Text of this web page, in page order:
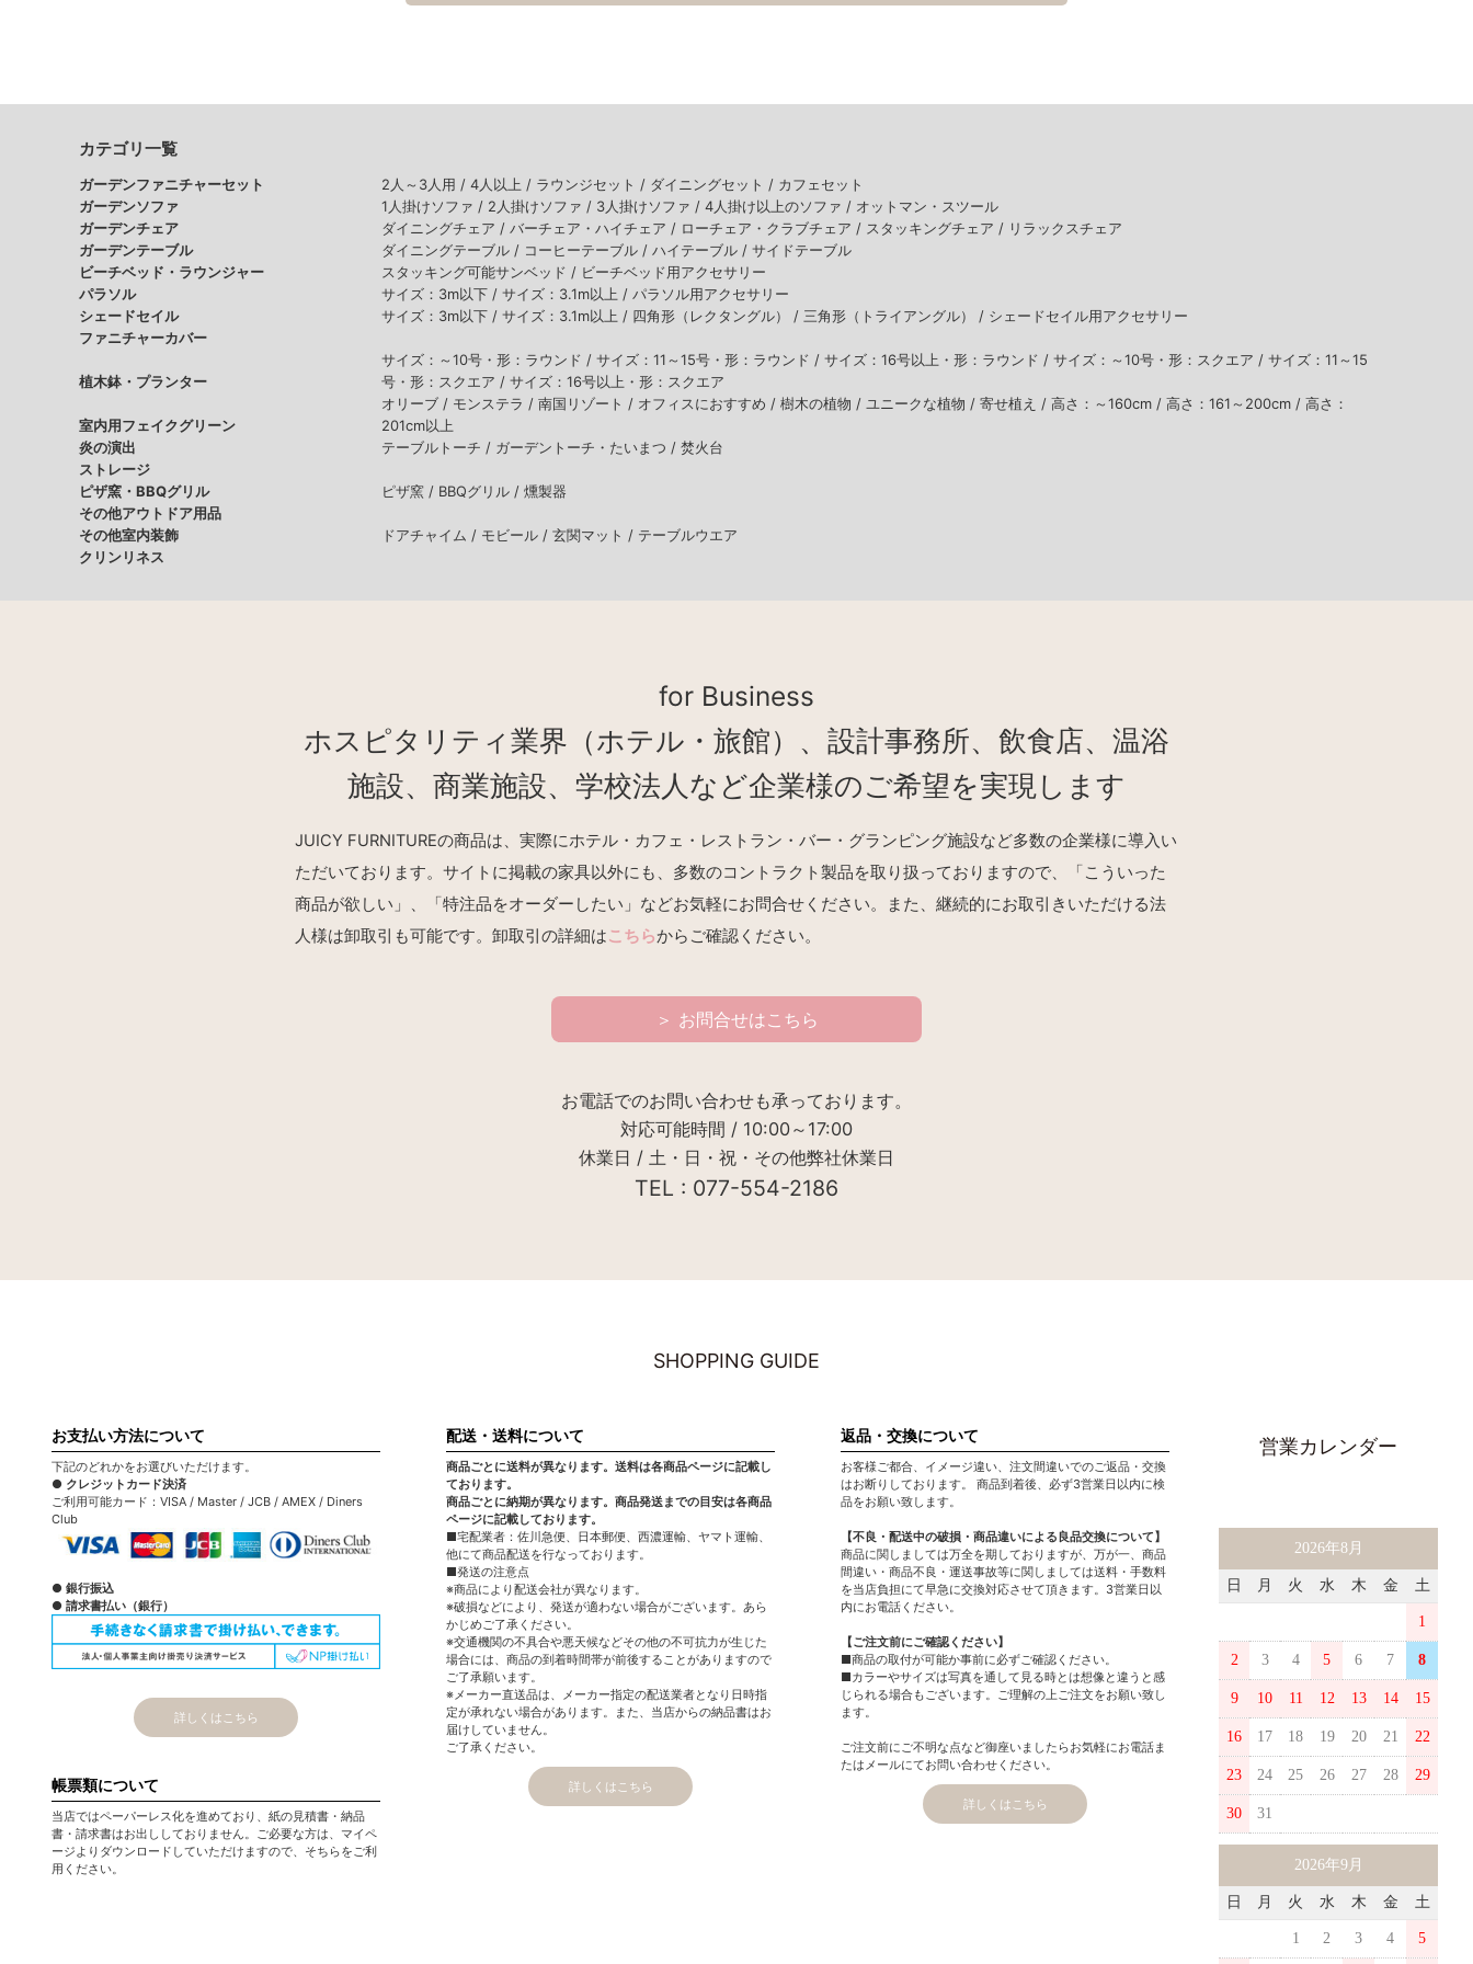
カテゴリ一覧
ガーデンファニチャーセット 2人～3人用 / 4人以上 / ラウンジセット / ダイニングセット / カフェセット
ガーデンソファ
1人掛けソファ / 2人掛けソファ / 3人掛けソファ / 4人掛け以上のソファ / オットマン・スツール
ガーデンチェア
ダイニングチェア / バーチェア・ハイチェア / ローチェア・クラブチェア / スタッキングチェア / リラックスチェア
ガーデンテーブル
ダイニングテーブル / コーヒーテーブル / ハイテーブル / サイドテーブル
ビーチベッド・ラウンジャー
スタッキング可能サンベッド / ビーチベッド用アクセサリー
パラソル
サイズ：3m以下 / サイズ：3.1m以上 / パラソル用アクセサリー
シェードセイル
サイズ：3m以下 / サイズ：3.1m以上 / 四角形（レクタングル） / 三角形（トライアングル） / シェードセイル用アクセサリー
ファニチャーカバー
植木鉢・プランター
サイズ：～10号・形：ラウンド / サイズ：11～15号・形：ラウンド / サイズ：16号以上・形：ラウンド / サイズ：～10号・形：スクエア / サイズ：11～15
号・形：スクエア / サイズ：16号以上・形：スクエア
室内用フェイクグリーン
オリーブ / モンステラ / 南国リゾート / オフィスにおすすめ / 樹木の植物 / ユニークな植物 / 寄せ植え / 高さ：～160cm / 高さ：161～200cm / 高さ：
201cm以上
炎の演出
テーブルトーチ / ガーデントーチ・たいまつ / 焚火台
ストレージ
ピザ窯・BBQグリル
ピザ窯 / BBQグリル / 燻製器
その他アウトドア用品
その他室内装飾
ドアチャイム / モビール / 玄関マット / テーブルウエア
クリンリネス
for Business
ホスピタリティ業界（ホテル・旅館）、設計事務所、飲食店、温浴
施設、商業施設、学校法人など企業様のご希望を実現します
JUICY FURNITUREの商品は、実際にホテル・カフェ・レストラン・バー・グランピング施設など多数の企業様に導入い
ただいております。サイトに掲載の家具以外にも、多数のコントラクト製品を取り扱っておりますので、「こういった
商品が欲しい」、「特注品をオーダーしたい」などお気軽にお問合せください。また、継続的にお取引きいただける法
人様は卸取引も可能です。卸取引の詳細はこちらからご確認ください。
＞ お問合せはこちら
お電話でのお問い合わせも承っております。
対応可能時間 / 10:00～17:00
休業日 / 土・日・祝・その他弊社休業日
TEL : 077-554-2186
SHOPPING GUIDE
お支払い方法について
下記のどれかをお選びいただけます。
● クレジットカード決済
ご利用可能カード：VISA / Master / JCB / AMEX / Diners
Club
● 銀行振込
● 請求書払い（銀行）
詳しくはこちら
帳票類について
当店ではペーパーレス化を進めており、紙の見積書・納品
書・請求書はお出ししておりません。ご必要な方は、マイペ
ージよりダウンロードしていただけますので、そちらをご利
用ください。
配送・送料について
商品ごとに送料が異なります。送料は各商品ページに記載し
ております。
商品ごとに納期が異なります。商品発送までの目安は各商品
ページに記載しております。
■宅配業者：佐川急便、日本郵便、西濃運輸、ヤマト運輸、
他にて商品配送を行なっております。
■発送の注意点
※商品により配送会社が異なります。
※破損などにより、発送が適わない場合がございます。あら
かじめご了承ください。
※交通機関の不具合や悪天候などその他の不可抗力が生じた
場合には、商品の到着時間帯が前後することがありますので
ご了承願います。
※メーカー直送品は、メーカー指定の配送業者となり日時指
定が承れない場合があります。また、当店からの納品書はお
届けしていません。
ご了承ください。
詳しくはこちら
返品・交換について
お客様ご都合、イメージ違い、注文間違いでのご返品・交換
はお断りしております。 商品到着後、必ず3営業日以内に検
品をお願い致します。
【不良・配送中の破損・商品違いによる良品交換について】
商品に関しましては万全を期しておりますが、万が一、商品
間違い・商品不良・運送事故等に関しましては送料・手数料
を当店負担にて早急に交換対応させて頂きます。3営業日以
内にお電話ください。
【ご注文前にご確認ください】
■商品の取付が可能か事前に必ずご確認ください。
■カラーやサイズは写真を通して見る時とは想像と違うと感
じられる場合もございます。ご理解の上ご注文をお願い致し
ます。
ご注文前にご不明な点など御座いましたらお気軽にお電話ま
たはメールにてお問い合わせください。
詳しくはこちら
営業カレンダー
2026年8月
日 月 火 水 木 金 土
1
2 3 4 5 6 7 8
9 10 11 12 13 14 15
16 17 18 19 20 21 22
23 24 25 26 27 28 29
30 31
2026年9月
日 月 火 水 木 金 土
1 2 3 4 5